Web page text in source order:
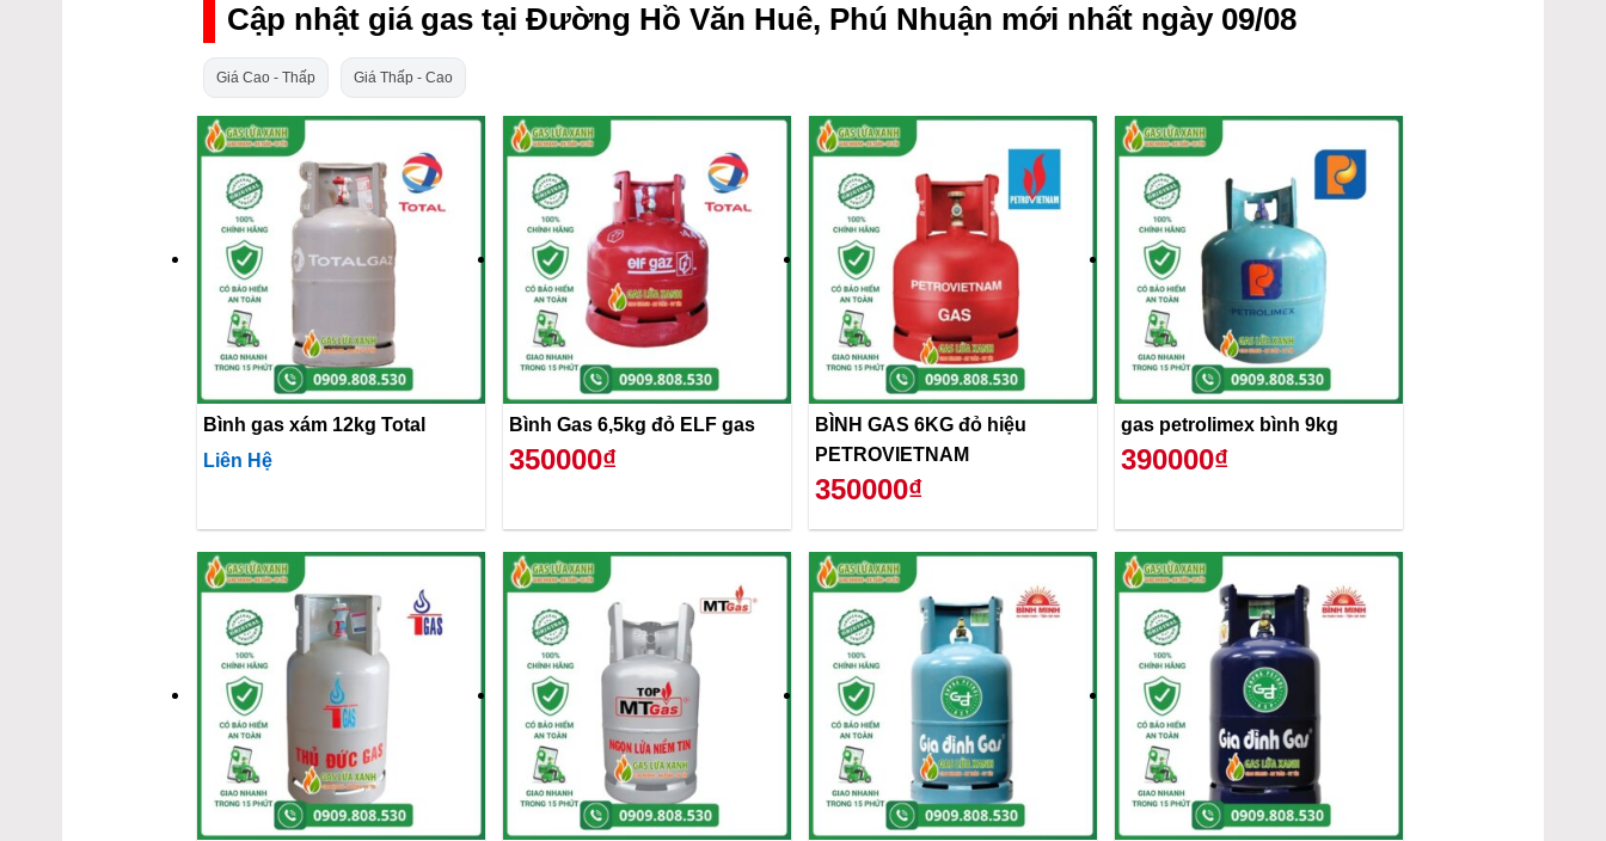
Cập nhật giá gas tại Đường Hồ Văn Huê, Phú Nhuận mới nhất ngày 09/08
Giá Cao - Thấp Giá Thấp - Cao
Bình gas xám 12kg Total
Liên Hệ
Bình Gas 6,5kg đỏ ELF gas
350000₫
BÌNH GAS 6KG đỏ hiệu
PETROVIETNAM
350000₫
gas petrolimex bình 9kg
390000₫